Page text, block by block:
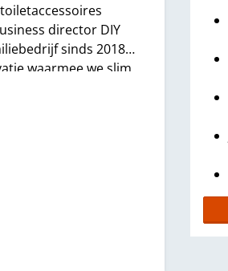
director DIY
sinds 2018
waarmee we slim